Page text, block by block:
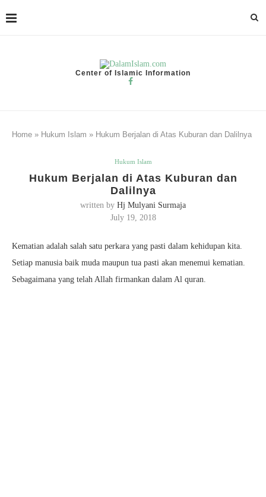
Center of Islamic Information
Home » Hukum Islam » Hukum Berjalan di Atas Kuburan dan Dalilnya
Hukum Islam
Hukum Berjalan di Atas Kuburan dan
Dalilnya
written by Hj Mulyani Surmaja
July 19, 2018
Kematian adalah salah satu perkara yang pasti dalam kehidupan kita.
Setiap manusia baik muda maupun tua pasti akan menemui kematian.
Sebagaimana yang telah Allah firmankan dalam Al quran.